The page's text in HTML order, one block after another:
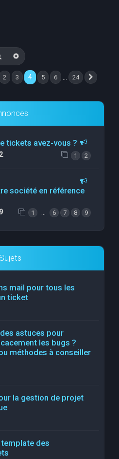
RechercherRecherche avancée
2 3 4 5 6 24
tickets avez-vous ?
1 2
société en référence
1 6 7 8 9
Sujets
mail pour tous les
ticket
astuces pour
les bugs ?
méthodes à conseiller
la gestion de projet
des